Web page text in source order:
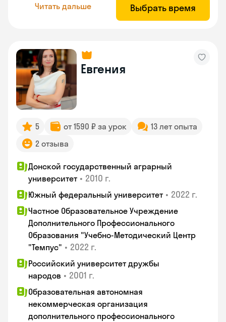
Читать дальше Выбрать время
Евгения
5 от 1590 ₽ за урок
13 лет опыта
2 отзыва
Донской государственный аграрный
университет • 2010 г.
Южный федеральный университет • 2022 г.
Частное Образовательное Учреждение
Дополнительного Профессионального
Образования "Учебно-Методический Центр
"Темпус" • 2022 г.
Российский университет дружбы
народов • 2001 г.
Образовательная автономная
некоммерческая организация
дополнительного профессионального